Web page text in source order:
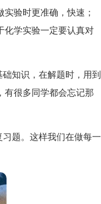
验时更准确，快速；
化学实验一定要认真对
知识，在解题时，用到
有很多同学都会忘记那
题。这样我们在做每一